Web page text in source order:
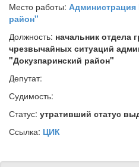
Место работы:
район"
Должность: начальник отдела
чрезвычайных ситуаций
"Докузпаринский район"
Депутат:
Судимость:
Статус: утративший статус
Ссылка: ЦИК